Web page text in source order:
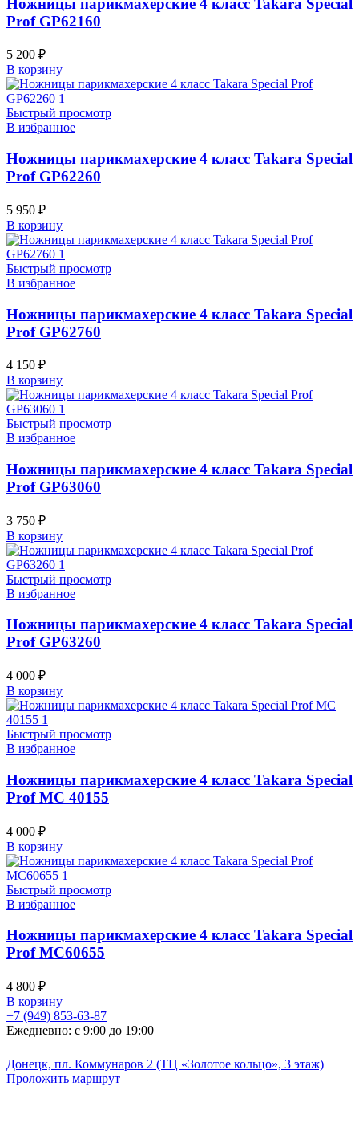
Prof GP62160
5 200 ₽
В корзину
Быстрый просмотр
В избранное
Ножницы парикмахерские 4 класс Takara Special
Prof GP62260
5 950 ₽
В корзину
Быстрый просмотр
В избранное
Ножницы парикмахерские 4 класс Takara Special
Prof GP62760
4 150 ₽
В корзину
Быстрый просмотр
В избранное
Ножницы парикмахерские 4 класс Takara Special
Prof GP63060
3 750 ₽
В корзину
Быстрый просмотр
В избранное
Ножницы парикмахерские 4 класс Takara Special
Prof GP63260
4 000 ₽
В корзину
Быстрый просмотр
В избранное
Ножницы парикмахерские 4 класс Takara Special
Prof MC 40155
4 000 ₽
В корзину
Быстрый просмотр
В избранное
Ножницы парикмахерские 4 класс Takara Special
Prof MC60655
4 800 ₽
В корзину
+7 (949) 853-63-87
Ежедневно: с 9:00 до 19:00
Донецк, пл. Коммунаров 2 (ТЦ «Золотое кольцо», 3 этаж)
Проложить маршрут